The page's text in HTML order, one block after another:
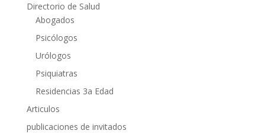
Directorio de Salud
Abogados
Psicólogos
Urólogos
Psiquiatras
Residencias 3a Edad
Articulos
publicaciones de invitados